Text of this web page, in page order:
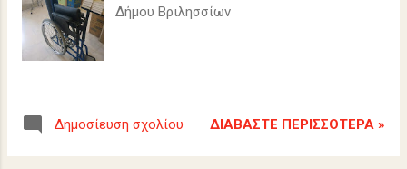
Δήμου Βριλησσίων
Δημοσίευση σχολίου ΔΙΑΒΆΣΤΕ ΠΕΡΙΣΣΌΤΕΡΑ »